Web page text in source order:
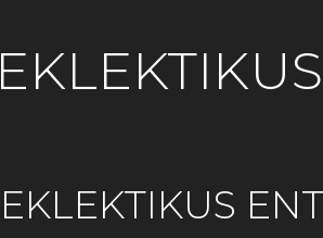
EKLEKTIKUS